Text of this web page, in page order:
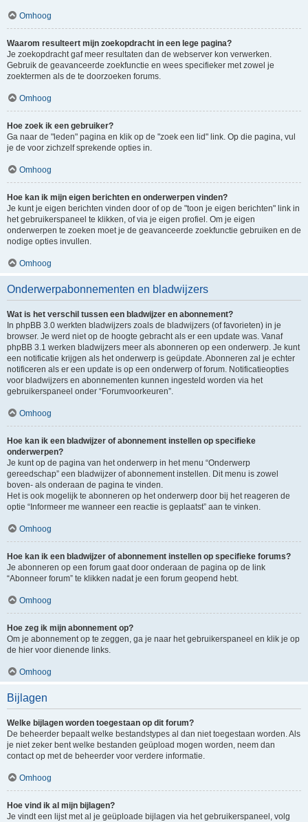
Omhoog
Waarom resulteert mijn zoekopdracht in een lege pagina?
Je zoekopdracht gaf meer resultaten dan de webserver kon verwerken.
Gebruik de geavanceerde zoekfunctie en wees specifieker met zowel je
zoektermen als de te doorzoeken forums.
Omhoog
Hoe zoek ik een gebruiker?
Ga naar de "leden" pagina en klik op de "zoek een lid" link. Op die pagina, vul
je de voor zichzelf sprekende opties in.
Omhoog
Hoe kan ik mijn eigen berichten en onderwerpen vinden?
Je kunt je eigen berichten vinden door of op de "toon je eigen berichten" link in
het gebruikerspaneel te klikken, of via je eigen profiel. Om je eigen
onderwerpen te zoeken moet je de geavanceerde zoekfunctie gebruiken en de
nodige opties invullen.
Omhoog
Onderwerpabonnementen en bladwijzers
Wat is het verschil tussen een bladwijzer en abonnement?
In phpBB 3.0 werkten bladwijzers zoals de bladwijzers (of favorieten) in je
browser. Je werd niet op de hoogte gebracht als er een update was. Vanaf
phpBB 3.1 werken bladwijzers meer als abonneren op een onderwerp. Je kunt
een notificatie krijgen als het onderwerp is geüpdate. Abonneren zal je echter
notificeren als er een update is op een onderwerp of forum. Notificatieopties
voor bladwijzers en abonnementen kunnen ingesteld worden via het
gebruikerspaneel onder “Forumvoorkeuren”.
Omhoog
Hoe kan ik een bladwijzer of abonnement instellen op specifieke
onderwerpen?
Je kunt op de pagina van het onderwerp in het menu “Onderwerp
gereedschap” een bladwijzer of abonnement instellen. Dit menu is zowel
boven- als onderaan de pagina te vinden.
Het is ook mogelijk te abonneren op het onderwerp door bij het reageren de
optie “Informeer me wanneer een reactie is geplaatst” aan te vinken.
Omhoog
Hoe kan ik een bladwijzer of abonnement instellen op specifieke forums?
Je abonneren op een forum gaat door onderaan de pagina op de link
“Abonneer forum” te klikken nadat je een forum geopend hebt.
Omhoog
Hoe zeg ik mijn abonnement op?
Om je abonnement op te zeggen, ga je naar het gebruikerspaneel en klik je op
de hier voor dienende links.
Omhoog
Bijlagen
Welke bijlagen worden toegestaan op dit forum?
De beheerder bepaalt welke bestandstypes al dan niet toegestaan worden. Als
je niet zeker bent welke bestanden geüpload mogen worden, neem dan
contact op met de beheerder voor verdere informatie.
Omhoog
Hoe vind ik al mijn bijlagen?
Je vindt een lijst met al je geüploade bijlagen via het gebruikerspaneel, volg